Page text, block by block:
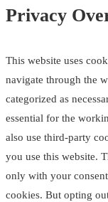
Privacy
This website uses
navigate through the
categorized as
essential for the
also use third-party
you use this website.
only with your
cookies. But opting